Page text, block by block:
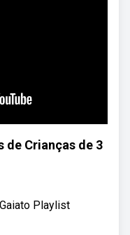
de Crianças de 3
Playlist